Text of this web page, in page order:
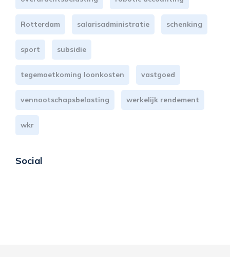
Rotterdam salarisadministratie schenking
sport subsidie
tegemoetkoming loonkosten vastgoed
vennootschapsbelasting werkelijk rendement
wkr
Social